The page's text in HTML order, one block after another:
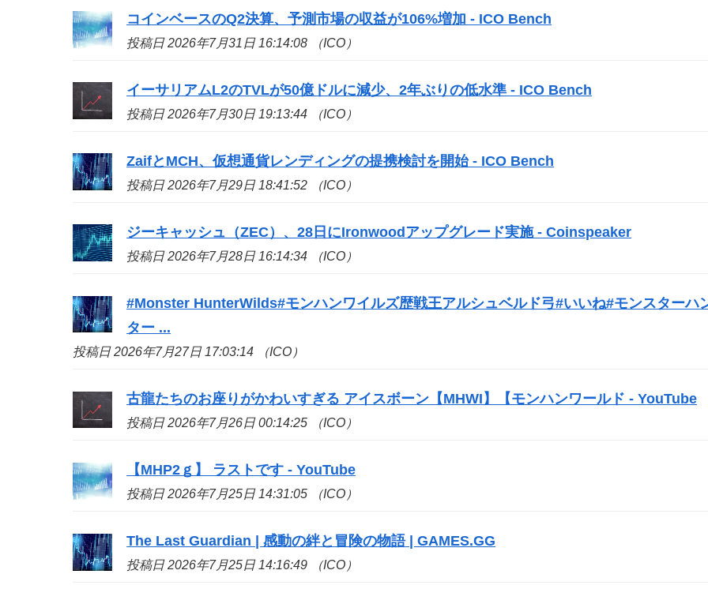
コインベースのQ2決算、予測市場の収益が106%増加 - ICO Bench
投稿日 2026年7月31日 16:14:08 （ICO）
イーサリアムL2のTVLが50億ドルに減少、2年ぶりの低水準 - ICO Bench
投稿日 2026年7月30日 19:13:44 （ICO）
ZaifとMCH、仮想通貨レンディングの提携検討を開始 - ICO Bench
投稿日 2026年7月29日 18:41:52 （ICO）
ジーキャッシュ（ZEC）、28日にIronwoodアップグレード実施 - Coinspeaker
投稿日 2026年7月28日 16:14:34 （ICO）
#Monster HunterWilds#モンハンワイルズ歴戦王アルシュベルド弓#いいね#モンスターハ
ター ...
投稿日 2026年7月27日 17:03:14 （ICO）
古龍たちのお座りがかわいすぎる アイスボーン【MHWI】【モンハンワールド - YouTube
投稿日 2026年7月26日 00:14:25 （ICO）
【MHP2ｇ】 ラストです - YouTube
投稿日 2026年7月25日 14:31:05 （ICO）
The Last Guardian | 感動の絆と冒険の物語 | GAMES.GG
投稿日 2026年7月25日 14:16:49 （ICO）